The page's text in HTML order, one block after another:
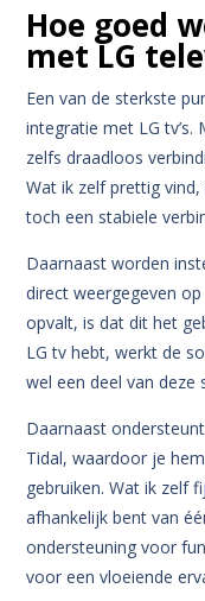
Hoe goed
met LG
Een van de sterkste
integratie met LG tv’s.
zelfs draadloos
Wat ik zelf prettig
toch een stabiele
Daarnaast worden
direct weergegeven
opvalt, is dat dit het
LG tv hebt, werkt de
wel een deel van deze
Daarnaast
Tidal, waardoor je
gebruiken.Wat ik zelf
afhankelijk bent van
ondersteuning voor
voor een vloeiende